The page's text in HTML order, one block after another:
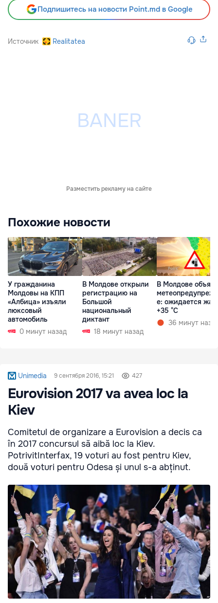
Подпишитесь на новости Point.md в Google
Источник Realitatea
Разместить рекламу на сайте
Похожие новости
У гражданина
Молдовы на КПП
«Албица» изъяли
люксовый
автомобиль
0 минут назад
В Молдове открыли
регистрацию на
Большой
национальный
диктант
18 минут назад
В Молдове
е: ожидается
+35 °C
36 минут
Unimedia 9 сентября 2016, 15:21 427
Eurovision 2017 va avea loc la
Kiev
Comitetul de organizare a Eurovision a decis ca
în 2017 concursul să aibă loc la Kiev.
PotrivitInterfax, 19 voturi au fost pentru Kiev,
două voturi pentru Odesa și unul s-a abținut.